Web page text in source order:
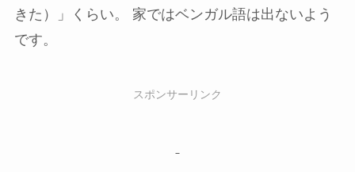
きた）」くらい。 家ではベンガル語は出ないよう
です。
スポンサーリンク